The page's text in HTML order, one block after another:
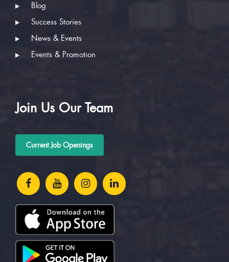
Blog
Success Stories
News & Events
Events & Promotion
Join Us Our Team
Current Job Openings